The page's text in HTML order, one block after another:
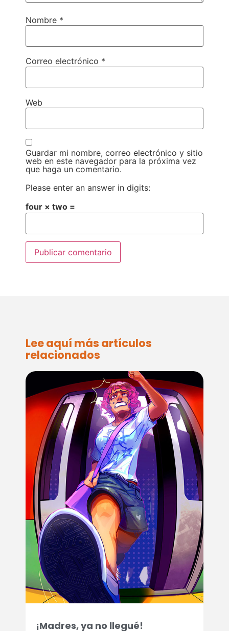
Lee aquí más artículos
relacionados
¡Madres, ya no llegué!
Nombre *
Correo electrónico *
Web
Guardar mi nombre, correo electrónico y sitio
web en este navegador para la próxima vez
que haga un comentario.
Please enter an answer in digits:
four × two =